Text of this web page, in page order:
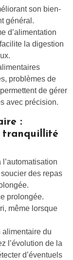
son bien-
général.
d’alimentation
la digestion
problèmes de
de gérer
avec précision.
:
tranquillité
des repas
prolongée.
même lorsque
du
l’évolution de la
d’éventuels